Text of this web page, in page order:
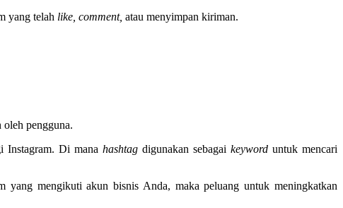
yang telah like, comment, atau menyimpan kiriman.
pengguna.
Instagram. Di mana hashtag digunakan sebagai keyword untuk mencari
yang mengikuti akun bisnis Anda, maka peluang untuk meningkatkan